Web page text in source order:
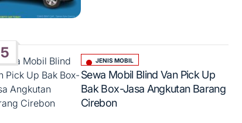
5
Posted
in
JENIS MOBIL
Sewa Mobil Blind Van Pick Up
Bak Box-Jasa Angkutan Barang
Cirebon